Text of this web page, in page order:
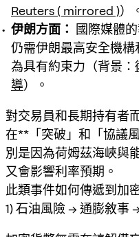
Reuters ( mirrored )）
伊朗方面：
國際媒體
仍需伊朗最高安全機
為具有約束力（背景：
導）。
對交易員和長期持有者
在**「突破」 和 「協議
別是因為荷姆茲海峽與
又會影響利率預期。
此類事件如何傳遞到加
1) 石油風險 → 通膨敘事